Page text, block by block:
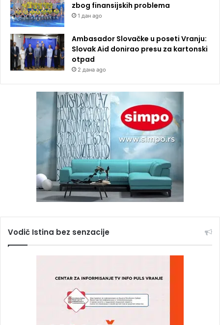
zbog finansijskih problema
1 дан ago
Ambasador Slovačke u poseti Vranju:
Slovak Aid donirao presu za kartonski
otpad
2 дана ago
Vodič Istina bez senzacije